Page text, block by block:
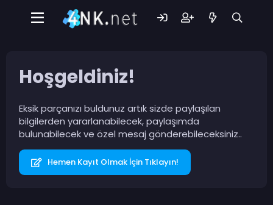
Hoşgeldiniz!
Eksik parçanızı buldunuz artık sizde paylaşılan
bilgilerden yararlanabilecek, paylaşımda
bulunabilecek ve özel mesaj gönderebileceksiniz..
Hemen Kayıt Olmak İçin Tıklayın!